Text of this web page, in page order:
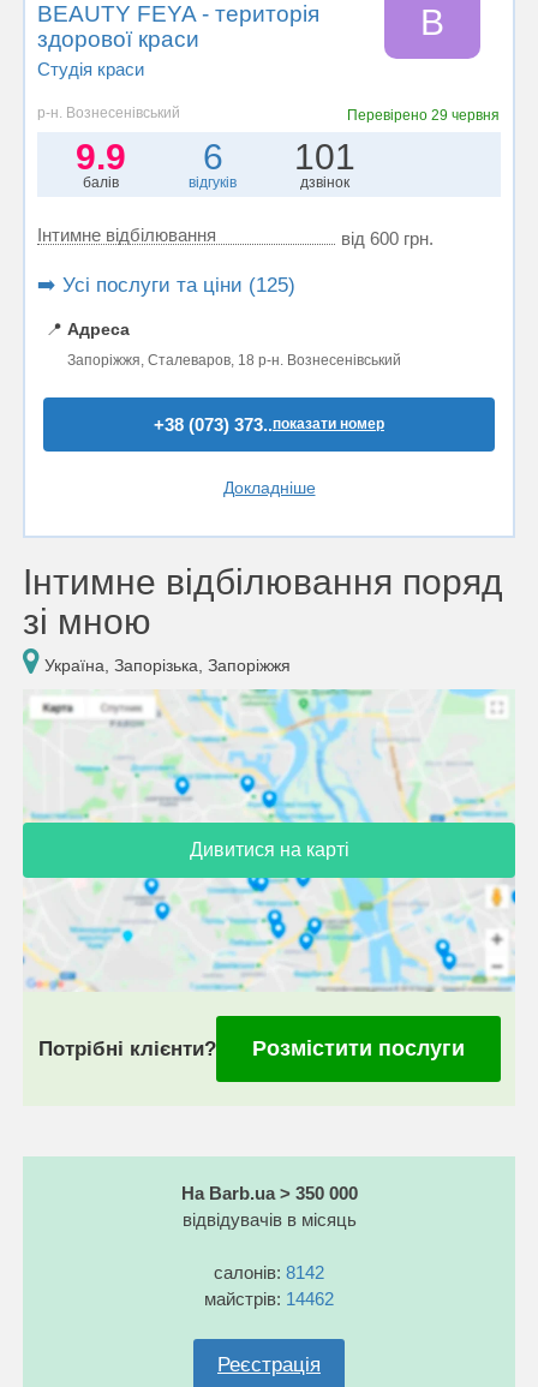
BEAUTY FEYA - територія
здорової краси
Студія краси
B
р-н. Вознесенівський Перевірено29 червня
9.9
балів
6
відгуків
101
дзвінок
Інтимне відбілювання від 600 грн.
➡️ Усі послуги та ціни (125)
📍 Адреса
Запоріжжя, Сталеваров, 18 р-н. Вознесенівський
+38 (073) 373..показати номер
Докладніше
Інтимне відбілювання поряд
зі мною
Україна, Запорізька, Запоріжжя
Дивитися на карті
Потрібні клієнти? Розмістити послуги
На Barb.ua > 350 000
відвідувачів в місяць
салонів: 8142
майстрів: 14462
Реєстрація